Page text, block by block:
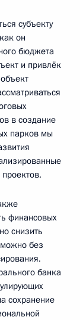
субъекту
он
бюджета
и привлёк
в создание
парков мы
финансовых
снизить
без
банка
сохранение